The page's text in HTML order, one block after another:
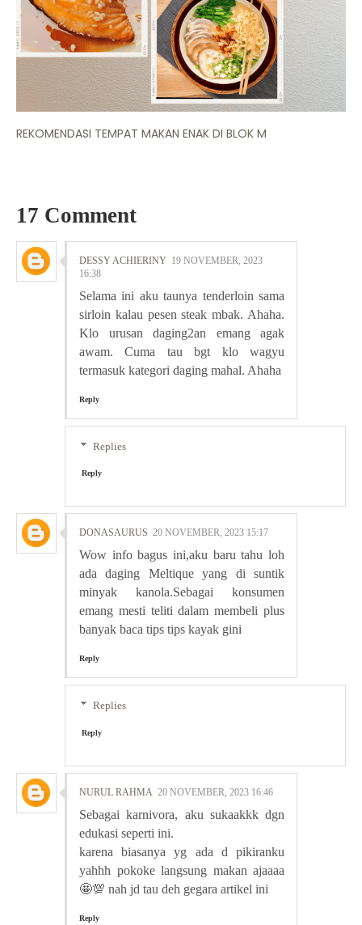
REKOMENDASI TEMPAT MAKAN ENAK DI BLOK M
17 Comment
DESSY ACHIERINY 19 NOVEMBER, 2023
16:38
Selama ini aku taunya tenderloin sama
sirloin kalau pesen steak mbak. Ahaha.
Klo urusan daging2an emang agak
awam. Cuma tau bgt klo wagyu
termasuk kategori daging mahal. Ahaha
Reply
Replies
Reply
DONASAURUS 20 NOVEMBER, 2023 15:17
Wow info bagus ini,aku baru tahu loh
ada daging Meltique yang di suntik
minyak kanola.Sebagai konsumen
emang mesti teliti dalam membeli plus
banyak baca tips tips kayak gini
Reply
Replies
Reply
NURUL RAHMA 20 NOVEMBER, 2023 16:46
Sebagai karnivora, aku sukaakkk dgn
edukasi seperti ini.
karena biasanya yg ada d pikiranku
yahhh pokoke langsung makan ajaaaa
🤩💯 nah jd tau deh gegara artikel ini
Reply